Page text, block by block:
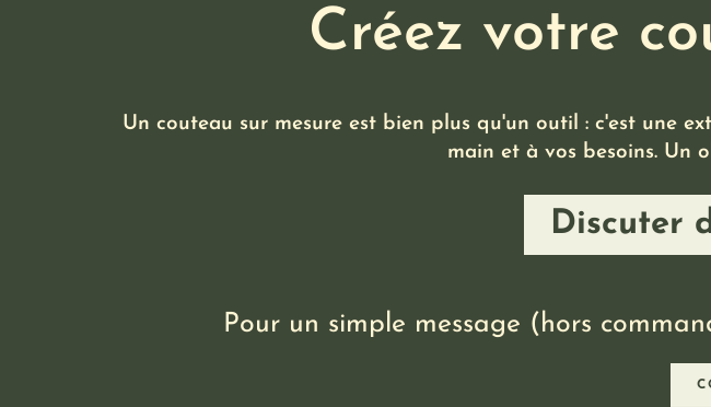
Créez votre
Un couteau sur mesure est bien plus qu'un outil : c'est une
main et à vos besoins. Un
Discuter
Pour un simple message (hors